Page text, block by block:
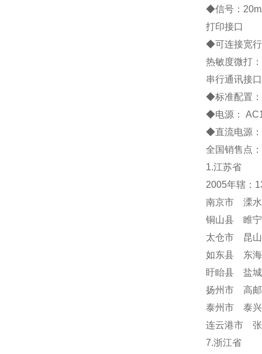
◆信号：
打印接口
◆可连接宽行
热敏度微打
串行通讯接口
◆标准配置：
◆电源：
◆直流电源
全国销售点：
1.江苏省
2005年辖：
南京市 溧
铜山县 睢
太仓市 昆
如东县 东
盱眙县 盐
扬州市 高
泰州市 泰
连云港市 张
7.浙江省